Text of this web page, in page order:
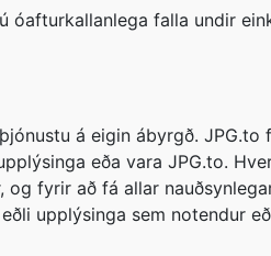
falla undir
á eigin ábyrgð. JPG.to
eða vara JPG.to.
fyrir að fá allar
upplýsinga sem notendur